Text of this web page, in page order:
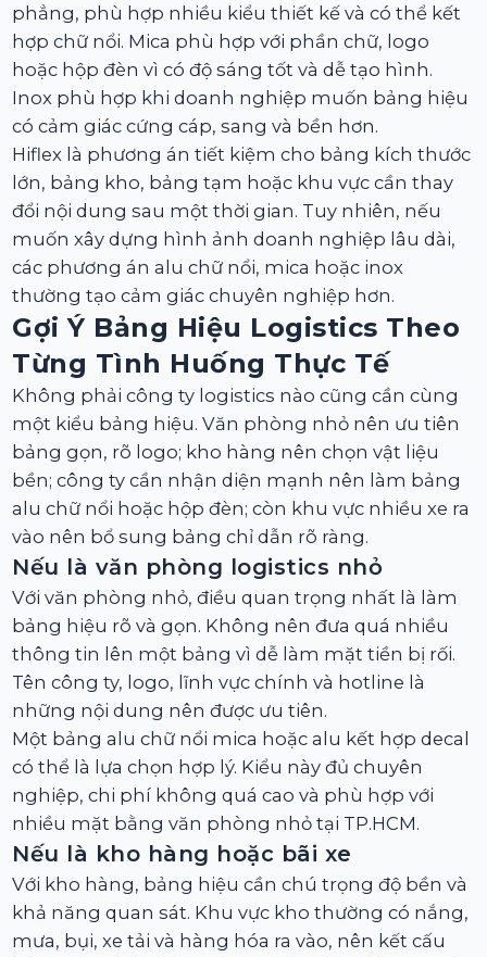
phẳng, phù hợp nhiều kiểu thiết kế và có thể kết
hợp chữ nổi. Mica phù hợp với phần chữ, logo
hoặc hộp đèn vì có độ sáng tốt và dễ tạo hình.
Inox phù hợp khi doanh nghiệp muốn bảng hiệu
có cảm giác cứng cáp, sang và bền hơn.
Hiflex là phương án tiết kiệm cho bảng kích thước
lớn, bảng kho, bảng tạm hoặc khu vực cần thay
đổi nội dung sau một thời gian. Tuy nhiên, nếu
muốn xây dựng hình ảnh doanh nghiệp lâu dài,
các phương án alu chữ nổi, mica hoặc inox
thường tạo cảm giác chuyên nghiệp hơn.
Gợi Ý Bảng Hiệu Logistics Theo
Từng Tình Huống Thực Tế
Không phải công ty logistics nào cũng cần cùng
một kiểu bảng hiệu. Văn phòng nhỏ nên ưu tiên
bảng gọn, rõ logo; kho hàng nên chọn vật liệu
bền; công ty cần nhận diện mạnh nên làm bảng
alu chữ nổi hoặc hộp đèn; còn khu vực nhiều xe ra
vào nên bổ sung bảng chỉ dẫn rõ ràng.
Nếu là văn phòng logistics nhỏ
Với văn phòng nhỏ, điều quan trọng nhất là làm
bảng hiệu rõ và gọn. Không nên đưa quá nhiều
thông tin lên một bảng vì dễ làm mặt tiền bị rối.
Tên công ty, logo, lĩnh vực chính và hotline là
những nội dung nên được ưu tiên.
Một bảng alu chữ nổi mica hoặc alu kết hợp decal
có thể là lựa chọn hợp lý. Kiểu này đủ chuyên
nghiệp, chi phí không quá cao và phù hợp với
nhiều mặt bằng văn phòng nhỏ tại TP.HCM.
Nếu là kho hàng hoặc bãi xe
Với kho hàng, bảng hiệu cần chú trọng độ bền và
khả năng quan sát. Khu vực kho thường có nắng,
mưa, bụi, xe tải và hàng hóa ra vào, nên kết cấu